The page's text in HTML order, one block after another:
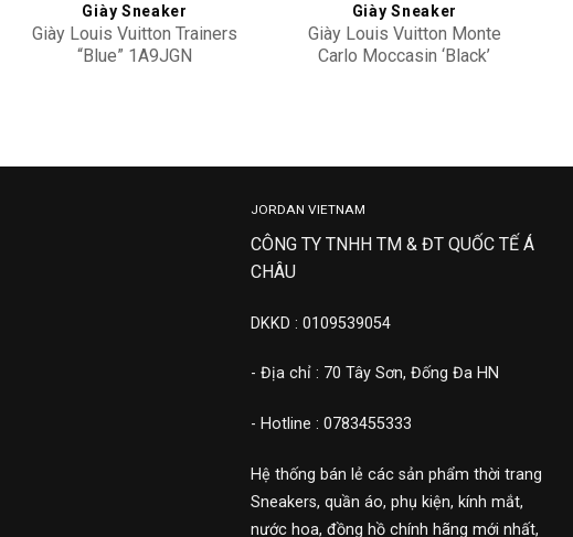
Giày Sneaker
Giày Louis Vuitton Trainers
“Blue” 1A9JGN
Giày Sneaker
Giày Louis Vuitton Monte
Carlo Moccasin ‘Black’
JORDAN VIETNAM
CÔNG TY TNHH TM & ĐT QUỐC TẾ Á
CHÂU
DKKD : 0109539054
- Địa chỉ : 70 Tây Sơn, Đống Đa HN
- Hotline : 0783455333
Hệ thống bán lẻ các sản phẩm thời trang
Sneakers, quần áo, phụ kiện, kính mắt,
nước hoa, đồng hồ chính hãng mới nhất,